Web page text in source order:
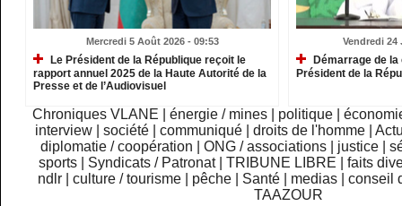
Mercredi 5 Août 2026 - 09:53
Le Président de la République reçoit le
rapport annuel 2025 de la Haute Autorité de la
Presse et de l’Audiovisuel
Vendredi 24
Démarrage de
Président de la
Chroniques VLANE énergie / mines politique
interview
|société |communiqué |droits de l'homme |
diplomatie / coopération
ONG / associations justice
sports
Syndicats / Patronat TRIBUNE LIBRE
faits
ndlr
|culture / tourisme pêche Santé medias |conseil
TAAZOUR